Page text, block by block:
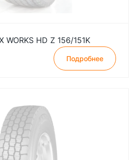
WORKS HD Z 156/151K
Подробнее